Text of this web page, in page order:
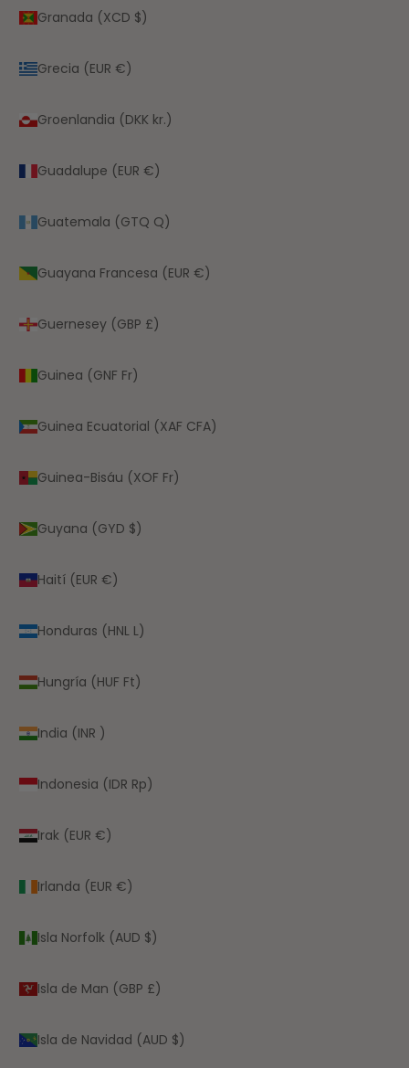
Granada (XCD $)
Grecia (EUR €)
Groenlandia (DKK kr.)
Guadalupe (EUR €)
Guatemala (GTQ Q)
Guayana Francesa (EUR €)
Guernesey (GBP £)
Guinea (GNF Fr)
Guinea Ecuatorial (XAF CFA)
Guinea-Bisáu (XOF Fr)
Guyana (GYD $)
Haití (EUR €)
Honduras (HNL L)
Hungría (HUF Ft)
India (INR ₹)
Indonesia (IDR Rp)
Irak (EUR €)
Irlanda (EUR €)
Isla Norfolk (AUD $)
Isla de Man (GBP £)
Isla de Navidad (AUD $)